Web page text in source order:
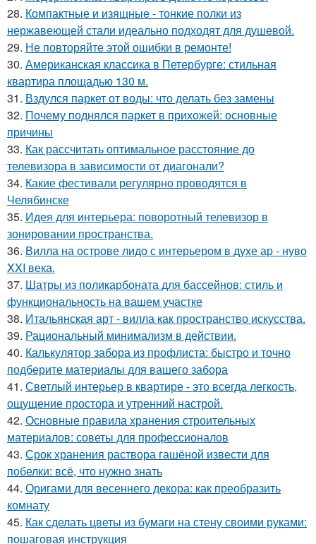
28. Компактные и изящные - тонкие полки из
нержавеющей стали идеально подходят для душевой.
29. Не повторяйте этой ошибки в ремонте!
30. Американская классика в Петербурге: стильная
квартира площадью 130 м.
31. Вздулся паркет от воды: что делать без замены
32. Почему поднялся паркет в прихожей: основные
причины
33. Как рассчитать оптимальное расстояние до
телевизора в зависимости от диагонали?
34. Какие фестивали регулярно проводятся в
Челябинске
35. Идея для интерьера: поворотный телевизор в
зонировании пространства.
36. Вилла на острове лидо с интерьером в духе ар - нуво
XXI века.
37. Шатры из поликарбоната для бассейнов: стиль и
функциональность на вашем участке
38. Итальянская арт - вилла как пространство искусства.
39. Рациональный минимализм в действии.
40. Калькулятор забора из профлиста: быстро и точно
подберите материалы для вашего забора
41. Светлый интерьер в квартире - это всегда легкость,
ощущение простора и утренний настрой.
42. Основные правила хранения строительных
материалов: советы для профессионалов
43. Срок хранения раствора гашёной извести для
побелки: всё, что нужно знать
44. Оригами для весеннего декора: как преобразить
комнату
45. Как сделать цветы из бумаги на стену своими руками:
пошаговая инструкция